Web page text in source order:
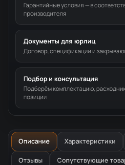
Гарантийные условия — в
производителя
Документы для юрлиц
Договор, спецификации и
Подбор и консультация
Подберём комплектацию,
позиции
Описание Характеристики
Отзывы Сопутствующие